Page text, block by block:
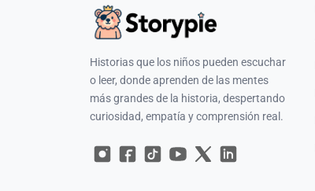
Historias que los niños pueden escuchar
o leer, donde aprenden de las mentes
más grandes de la historia, despertando
curiosidad, empatía y comprensión real.